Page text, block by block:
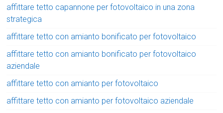
affittare tetto capannone per fotovoltaico in una zona
strategica
affittare tetto con amianto bonificato per fotovoltaico
affittare tetto con amianto bonificato per fotovoltaico
aziendale
affittare tetto con amianto per fotovoltaico
affittare tetto con amianto per fotovoltaico aziendale